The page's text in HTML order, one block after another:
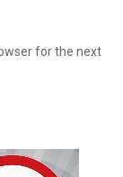
for the next